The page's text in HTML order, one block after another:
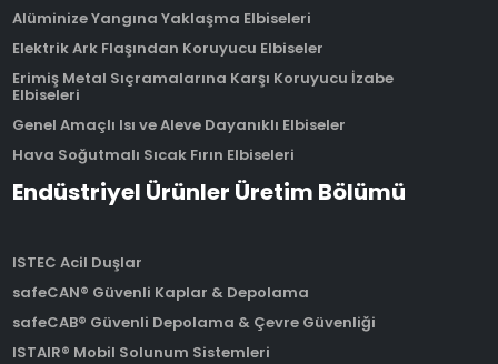
Alüminize Yangına Yaklaşma Elbiseleri
Elektrik Ark Flaşından Koruyucu Elbiseler
Erimiş Metal Sıçramalarına Karşı Koruyucu İzabe
Elbiseleri
Genel Amaçlı Isı ve Aleve Dayanıklı Elbiseler
Hava Soğutmalı Sıcak Fırın Elbiseleri
Endüstriyel Ürünler Üretim Bölümü
ISTEC Acil Duşlar
safeCAN® Güvenli Kaplar & Depolama
safeCAB® Güvenli Depolama & Çevre Güvenliği
ISTAIR® Mobil Solunum Sistemleri